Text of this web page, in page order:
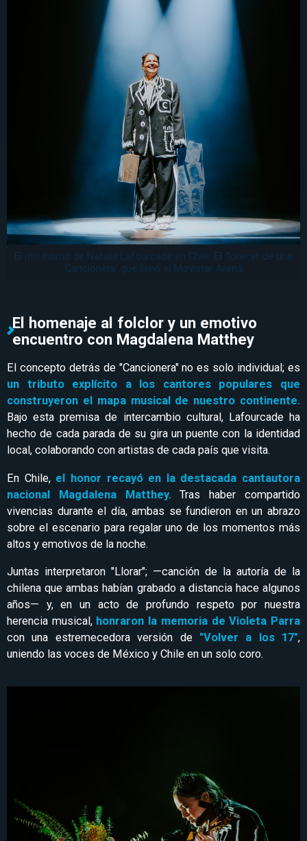
El rito íntimo de Natalia Lafourcade en Chile: El florecer de una
‘Cancionera’ que llenó el Movistar Arena.
El homenaje al folclor y un emotivo
encuentro con Magdalena Matthey
El concepto detrás de "Cancionera" no es solo individual; es
un tributo explícito a los cantores populares que
construyeron el mapa musical de nuestro continente.
Bajo esta premisa de intercambio cultural, Lafourcade ha
hecho de cada parada de su gira un puente con la identidad
local, colaborando con artistas de cada país que visita.
En Chile, el honor recayó en la destacada cantautora
nacional Magdalena Matthey. Tras haber compartido
vivencias durante el día, ambas se fundieron en un abrazo
sobre el escenario para regalar uno de los momentos más
altos y emotivos de la noche.
Juntas interpretaron "Llorar"; —canción de la autoría de la
chilena que ambas habían grabado a distancia hace algunos
años— y, en un acto de profundo respeto por nuestra
herencia musical,honraron la memoria de Violeta Parra
con una estremecedora versión de "Volver a los 17",
uniendo las voces de México y Chile en un solo coro.